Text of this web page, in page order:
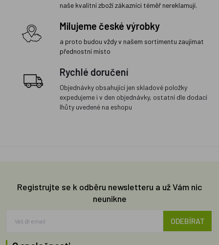
naše kvalitní zboží zákazníci téměř nereklamují.
Milujeme české výrobky
a proto budou vždy v našem sortimentu zaujímat
přednostní místo
Rychlé doručení
Objednávky obsahující jen skladové položky
expedujeme i v den objednávky, ostatní dle dodací
lhůty uvedené na eshopu
Registrujte se k odběru newsletteru a už Vám nic
neunikne
ODEBÍRAT